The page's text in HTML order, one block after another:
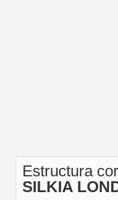
Estructura
SILKIA